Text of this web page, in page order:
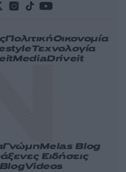
ΠολιτικήΟικονομία
Τεχνολογία
MediaDriveit
ΓνώμηMelas Blog
Ειδήσεις
Videos